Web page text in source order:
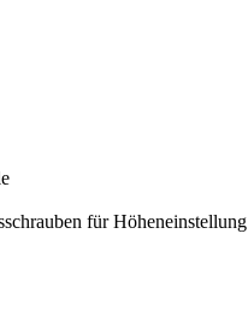
für Höheneinstellung